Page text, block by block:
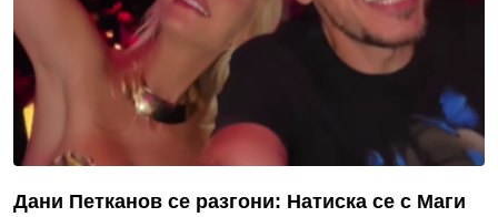
Дани Петканов се разгони: Натиска се с Маги